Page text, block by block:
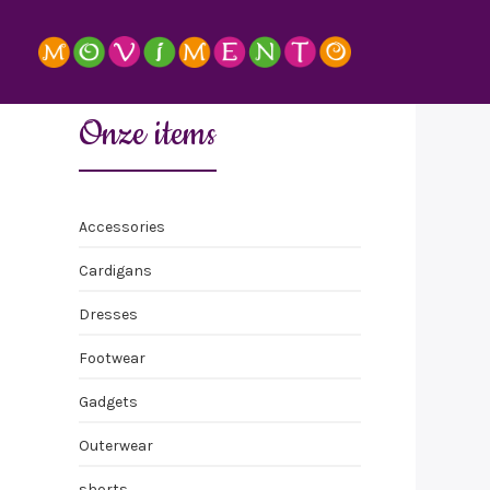
Onze items
Accessories
Cardigans
Dresses
Footwear
Gadgets
Outerwear